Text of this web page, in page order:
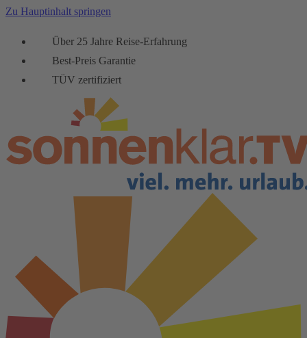
Zu Hauptinhalt springen
Über 25 Jahre Reise-Erfahrung
Best-Preis Garantie
TÜV zertifiziert